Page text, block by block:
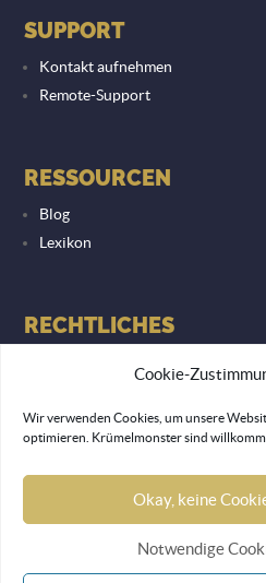
Cookie-
Wir verwenden Cookies, um unsere
optimieren. Krümelmonster sind
Okay, keine
Notwendige
SUPPORT
Kontakt aufnehmen
Remote-Support
RESSOURCEN
Blog
Lexikon
RECHTLICHES
© 2026 Lemon Monkey Network